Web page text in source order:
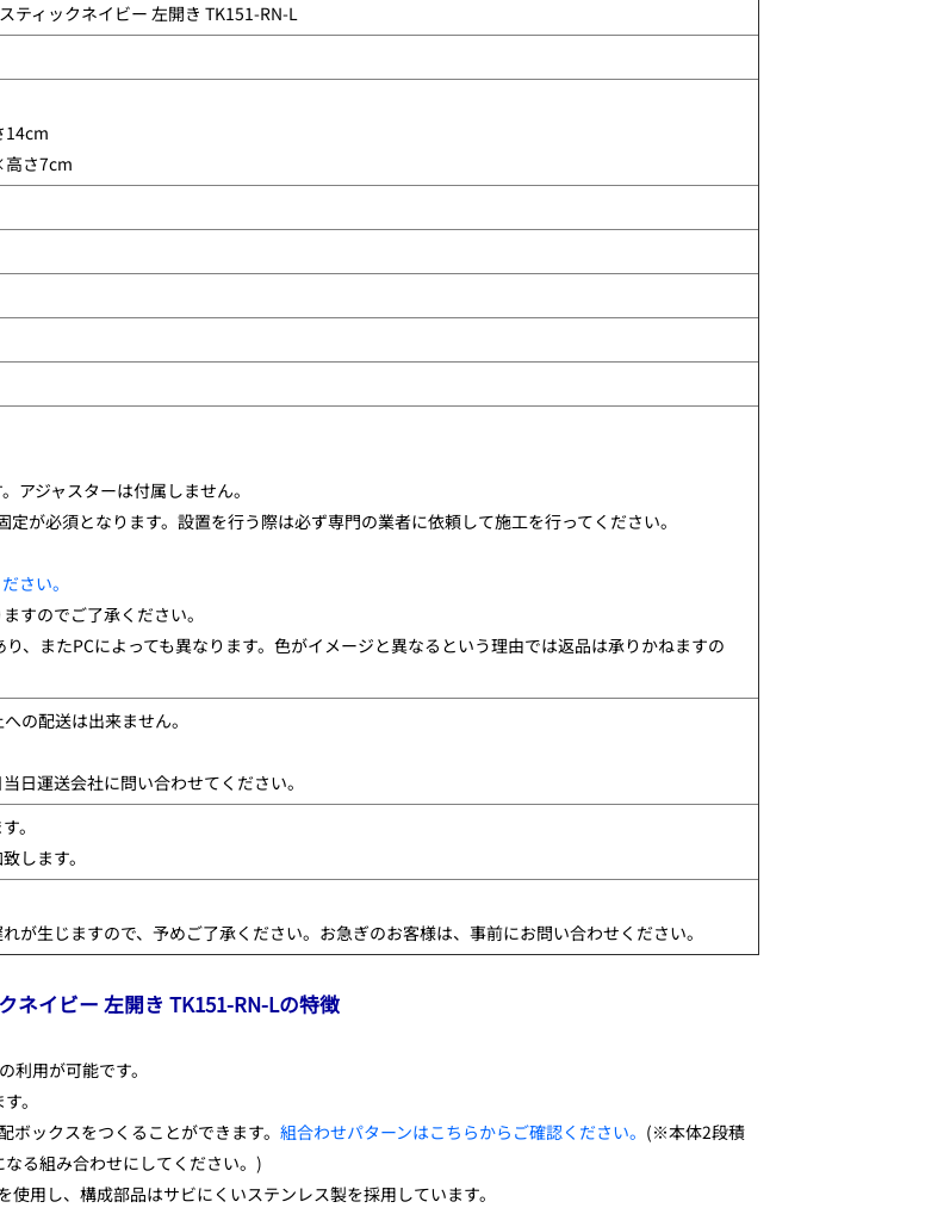
ィックネイビー 左開き TK151-RN-L
さ7cm
アジャスターは付属しません。
が必須となります。設置を行う際は必ず専門の業者に依頼して施工を行ってください。
さい。
すのでご了承ください。
、またPCによっても異なります。色がイメージと異なるという理由では返品は承りかねますの
の配送は出来ません。
日運送会社に問い合わせてください。
。
します。
が生じますので、予めご了承ください。お急ぎのお客様は、事前にお問い合わせください。
イビー 左開き TK151-RN-Lの特徴
用が可能です。
。
ックスをつくることができます。 組合わせパターンはこちらからご確認ください。 (※本体2段積
る組み合わせにしてください。)
用し、構成部品はサビにくいステンレス製を採用しています。